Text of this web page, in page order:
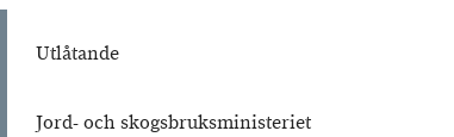
Utlåtande
Jord- och skogsbruksministeriet